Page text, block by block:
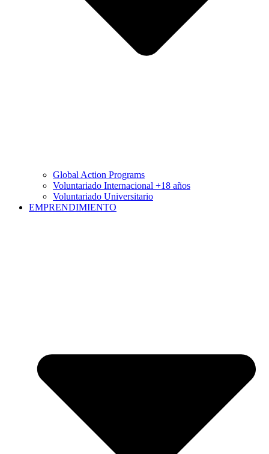
Global Action Programs
Voluntariado Internacional +18 años
Voluntariado Universitario
EMPRENDIMIENTO